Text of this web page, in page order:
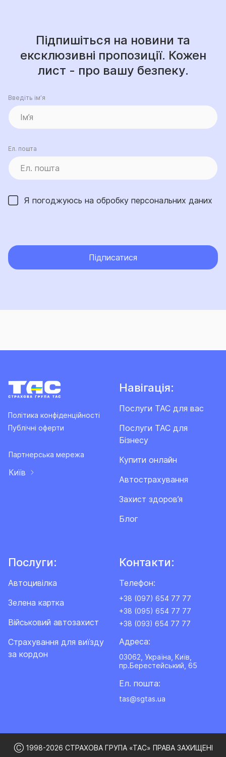
Підпишіться на новини та
ексклюзивні пропозиції. Кожен
лист - про вашу безпеку.
Введіть ім’я
Ел. пошта
Я погоджуюсь на обробку персональних даних
Підписатися
Політика конфіденційності
Публічні оферти
Партнерська мережа
Київ
Навігація:
Послуги ТАС для вас
Послуги ТАС для
Бізнесу
Купити онлайн
Автострахування
Захист здоров’я
Блог
Послуги:
Автоцивілка
Зелена картка
Військовий автозахист
Cтрахування для виїзду
за кордон
Контакти:
Телефон:
+38 (097) 654 77 77
+38 (095) 654 77 77
+38 (093) 654 77 77
Адреса:
03062, Україна, Київ,
пр.Берестейський, 65
Ел. пошта:
tas@sgtas.ua
Ⓒ 1998-2026 СТРАХОВА ГРУПА «ТАС» ПРАВА ЗАХИЩЕНІ